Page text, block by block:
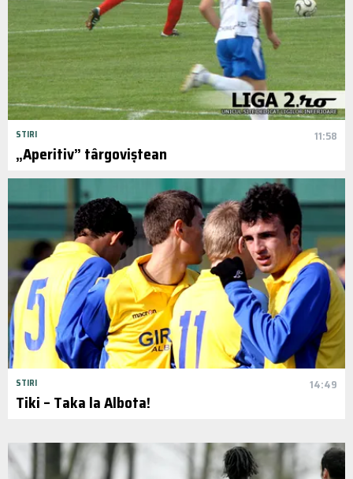
STIRI 11:58
„Aperitiv” târgoviștean
STIRI 14:49
Tiki – Taka la Albota!